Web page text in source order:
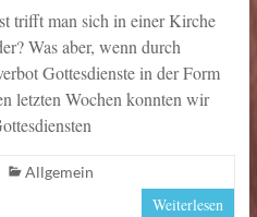
trifft man sich in einer Kirche
Was aber, wenn durch
Gottesdienste in der Form
letzten Wochen konnten wir
Allgemein
Weiterlesen